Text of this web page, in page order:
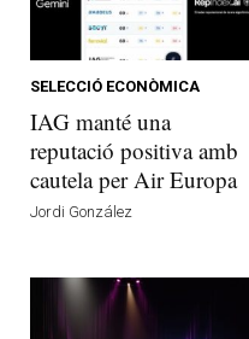
SELECCIÓ ECONÒMICA
IAG manté una
reputació positiva amb
cautela per Air Europa
Jordi González